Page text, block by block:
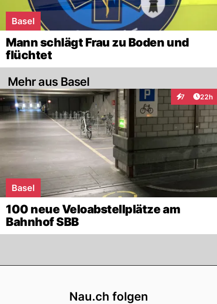
Basel
Mann schlägt Frau zu Boden und
flüchtet
Mehr aus Basel
7
Interaktionen
22h
Basel
100 neue Veloabstellplätze am
Bahnhof SBB
Nau.ch folgen